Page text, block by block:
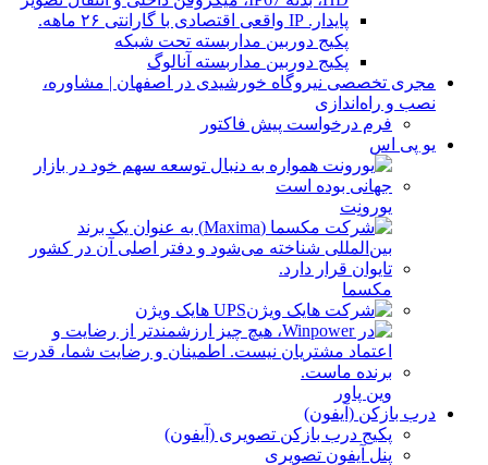
پکیج دوربین مداربسته تحت شبکه
پکیج دوربین مداربسته آنالوگ
مجری تخصصی نیروگاه خورشیدی در اصفهان | مشاوره،
نصب و راه‌اندازی
فرم درخواست پیش فاکتور
یو پی اس
یورونِت
مکسما
UPS هایک ویژن
وین پاور
درب بازکن (آیفون)
پکیج درب بازکن تصویری (آیفون)
پنل آیفون تصویری